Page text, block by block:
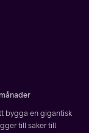
bygga en gigantisk
till saker till